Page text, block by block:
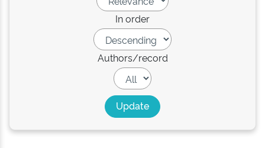
In order
Authors/record